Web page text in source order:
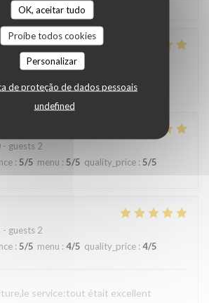
OK, aceitar tudo
Proíbe todos cookies
Personalizar
de proteção de dados pessoais
undefined
- guests 3
guests 2
: 5/5 menu : 5/5 quality_price : 5/5
guests 2
: 5/5 menu : 4/5 quality_price : 4/5
service:tout était excellent